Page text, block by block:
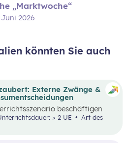
„Marktwoche“
Juni 2026
könnten Sie auch
Externe Zwänge &
beschäftigen
mit den Themen
„Konsumentscheidungen“. Zu
> 2 UE